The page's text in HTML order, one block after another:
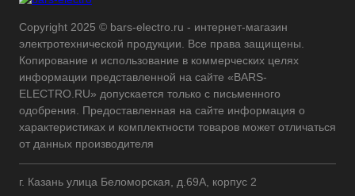
Copyright 2025 © bars-electro.ru - интернет-магазин
электротехнической продукции. Все права защищены.
Копирование и использование в коммерческих целях
информации представленной на сайте «BARS-
ELECTRO.RU» допускается только с письменного
одобрения. Предоставленная на сайте информация о
характеристиках и комплектности товаров может отличаться
от данных производителя
г. Казань улица Беломорская, д.69А, корпус 2